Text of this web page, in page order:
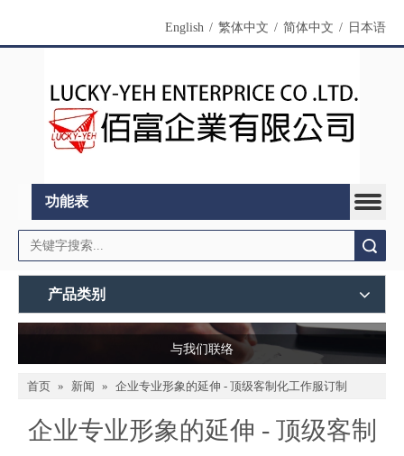
English / 繁体中文 / 简体中文 / 日本语
功能表
产品类别
与我们联络
首页 » 新闻 » 企业专业形象的延伸 - 顶级客制化工作服订制
企业专业形象的延伸 - 顶级客制